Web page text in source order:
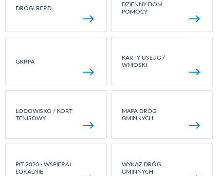
DROGI RFRD
DZIENNY DOM
POMOCY
GKRPA
KARTY USŁUG /
WNIOSKI
LODOWISKO / KORT
TENISOWY
MAPA DRÓG
GMINNYCH
PIT 2020 - WSPIERAJ
LOKALNIE
WYKAZ DRÓG
GMINNYCH